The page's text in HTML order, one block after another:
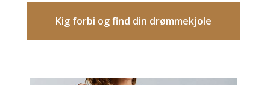
Kig forbi og find din drømmekjole